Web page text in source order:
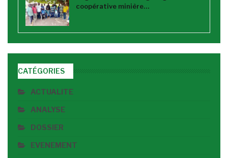
coopérative minière…
CATÉGORIES
ACTUALITE
ANALYSE
DOSSIER
EVENEMENT